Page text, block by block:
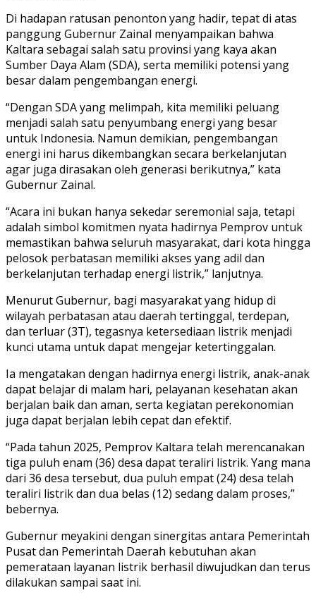
Di hadapan ratusan penonton yang hadir, tepat di atas
panggung Gubernur Zainal menyampaikan bahwa
Kaltara sebagai salah satu provinsi yang kaya akan
Sumber Daya Alam (SDA), serta memiliki potensi yang
besar dalam pengembangan energi.
“Dengan SDA yang melimpah, kita memiliki peluang
menjadi salah satu penyumbang energi yang besar
untuk Indonesia. Namun demikian, pengembangan
energi ini harus dikembangkan secara berkelanjutan
agar juga dirasakan oleh generasi berikutnya,” kata
Gubernur Zainal.
“Acara ini bukan hanya sekedar seremonial saja, tetapi
adalah simbol komitmen nyata hadirnya Pemprov untuk
memastikan bahwa seluruh masyarakat, dari kota hingga
pelosok perbatasan memiliki akses yang adil dan
berkelanjutan terhadap energi listrik,” lanjutnya.
Menurut Gubernur, bagi masyarakat yang hidup di
wilayah perbatasan atau daerah tertinggal, terdepan,
dan terluar (3T), tegasnya ketersediaan listrik menjadi
kunci utama untuk dapat mengejar ketertinggalan.
Ia mengatakan dengan hadirnya energi listrik, anak-anak
dapat belajar di malam hari, pelayanan kesehatan akan
berjalan baik dan aman, serta kegiatan perekonomian
juga dapat berjalan lebih cepat dan efektif.
“Pada tahun 2025, Pemprov Kaltara telah merencanakan
tiga puluh enam (36) desa dapat teraliri listrik. Yang mana
dari 36 desa tersebut, dua puluh empat (24) desa telah
teraliri listrik dan dua belas (12) sedang dalam proses,”
bebernya.
Gubernur meyakini dengan sinergitas antara Pemerintah
Pusat dan Pemerintah Daerah kebutuhan akan
pemerataan layanan listrik berhasil diwujudkan dan terus
dilakukan sampai saat ini.